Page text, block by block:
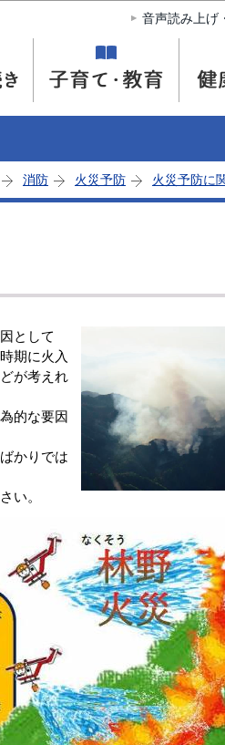
このページの本文へ移動
音声読み上げ
消防 火災予防 火災予防に
として
期に火入
が考えれ
的な要因
かりでは
い。